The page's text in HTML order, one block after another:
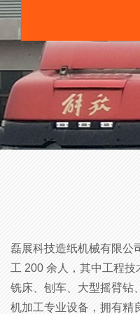
磊展科技造纸机械有限公
工 200 余人，其中工程技
铣床、刨车、大型摇臂钻
机加工专业设备，拥有精